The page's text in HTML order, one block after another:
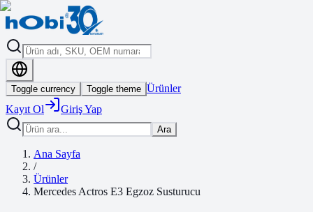
Toggle currency Toggle theme Ürünler
Kayıt Ol
Giriş Yap
Ara
Ana Sayfa
/
Ürünler
Mercedes Actros E3 Egzoz Susturucu